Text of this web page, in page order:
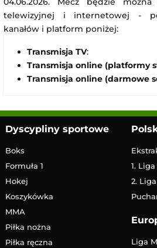
telewizyjnej i internetowej -
kanałów i platform poniżej:
Transmisja TV:
Transmisja online (platformy
Transmisja online (darmowe
Dyscypliny sportowe
Boks
Formuła 1
Hokej
Koszykówka
MMA
Piłka nożna
Piłka ręczna
1.
2.
Liga